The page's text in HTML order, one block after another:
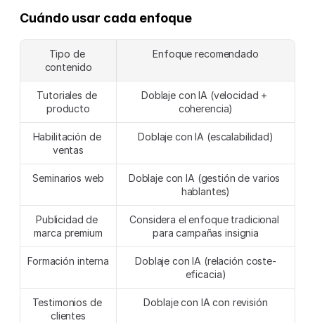
Cuándo usar cada enfoque
Tipo de
contenido
Enfoque recomendado
Tutoriales de
producto
Doblaje con IA (velocidad +
coherencia)
Habilitación de
ventas
Doblaje con IA (escalabilidad)
Seminarios web
Doblaje con IA (gestión de varios
hablantes)
Publicidad de
marca premium
Considera el enfoque tradicional
para campañas insignia
Formación interna
Doblaje con IA (relación coste-
eficacia)
Testimonios de
clientes
Doblaje con IA con revisión